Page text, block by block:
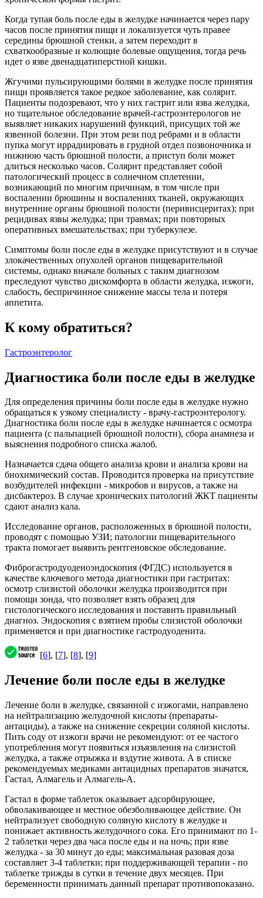
Когда тупая боль после еды в желудке начинается через пару
часов после принятия пищи и локализуется чуть правее
середины брюшной стенки, а затем переходит в
схваткообразные и колющие болевые ощущения, тогда речь
идет о язве двенадцатиперстной кишки.
Жгучими пульсирующими болями в желудке после принятия
пищи проявляется такое редкое заболевание, как солярит.
Пациенты подозревают, что у них гастрит или язва желудка,
но тщательное обследование врачей-гастроэнтерологов не
выявляет никаких нарушений функций, присущих той же
язвенной болезни. При этом рези под ребрами и в области
пупка могут иррадиировать в грудной отдел позвоночника и
нижнюю часть брюшной полости, а приступ боли может
длиться несколько часов. Солярит представляет собой
патологический процесс в солнечном сплетении,
возникающий по многим причинам, в том числе при
воспалении брюшины и воспалениях тканей, окружающих
внутренние органы брюшной полости (перивисцеритах); при
рецидивах язвы желудка; при травмах; при повторных
оперативных вмешательствах; при туберкулезе.
Симптомы боли после еды в желудке присутствуют и в случае
злокачественных опухолей органов пищеварительной
системы, однако вначале больных с таким диагнозом
преследуют чувство дискомфорта в области желудка, изжоги,
слабость, беспричинное снижение массы тела и потеря
аппетита.
К кому обратиться?
Гастроэнтеролог
Диагностика боли после еды в желудке
Для определения причины боли после еды в желудке нужно
обращаться к узкому специалисту - врачу-гастроэнтерологу.
Диагностика боли после еды в желудке начинается с осмотра
пациента (с пальпацией брюшной полости), сбора анамнеза и
выяснения подробного списка жалоб.
Назначается сдача общего анализа крови и анализа крови на
биохимический состав. Проводится проверка на присутствие
возбудителей инфекции - микробов и вирусов, а также на
дисбактероз. В случае хронических патологий ЖКТ пациенты
сдают анализ кала.
Исследование органов, расположенных в брюшной полости,
проводят с помощью УЗИ; патологии пищеварительного
тракта помогает выявить рентгеновское обследование.
Фиброгастродуоденоэндоскопия (ФГДС) используется в
качестве ключевого метода диагностики при гастритах:
осмотр слизистой оболочки желудка производится при
помощи зонда, что позволяет взять образец для
гистологического исследования и поставить правильный
диагноз. Эндоскопия с взятием пробы слизистой оболочки
применяется и при диагностике гастродуоденита.
[6], [7], [8], [9]
Лечение боли после еды в желудке
Лечение боли в желудке, связанной с изжогами, направлено
на нейтрализацию желудочной кислоты (препараты-
антациды), а также на снижение секреции соляной кислоты.
Пить соду от изжоги врачи не рекомендуют: от ее частого
употребления могут появиться изъязвления на слизистой
желудка, а также отрыжка и вздутие живота. А в списке
рекомендуемых медиками антацидных препаратов значатся,
Гастал, Алмагель и Алмагель-А.
Гастал в форме таблеток оказывает адсорбирующее,
обволакивающее и местное обезболивающее действие. Он
нейтрализует свободную соляную кислоту в желудке и
понижает активность желудочного сока. Его принимают по 1-
2 таблетки через два часа после еды и на ночь; при язве
желудка - за 30 минут до еды; максимальная разовая доза
составляет 3-4 таблетки; при поддерживающей терапии - по
таблетке трижды в сутки в течение двух месяцев. При
беременности принимать данный препарат противопоказано.